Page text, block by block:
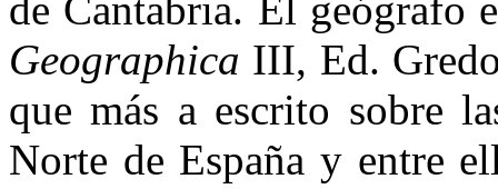
Geographica III, Ed.
que más a escrito sobre
Norte de España y entre